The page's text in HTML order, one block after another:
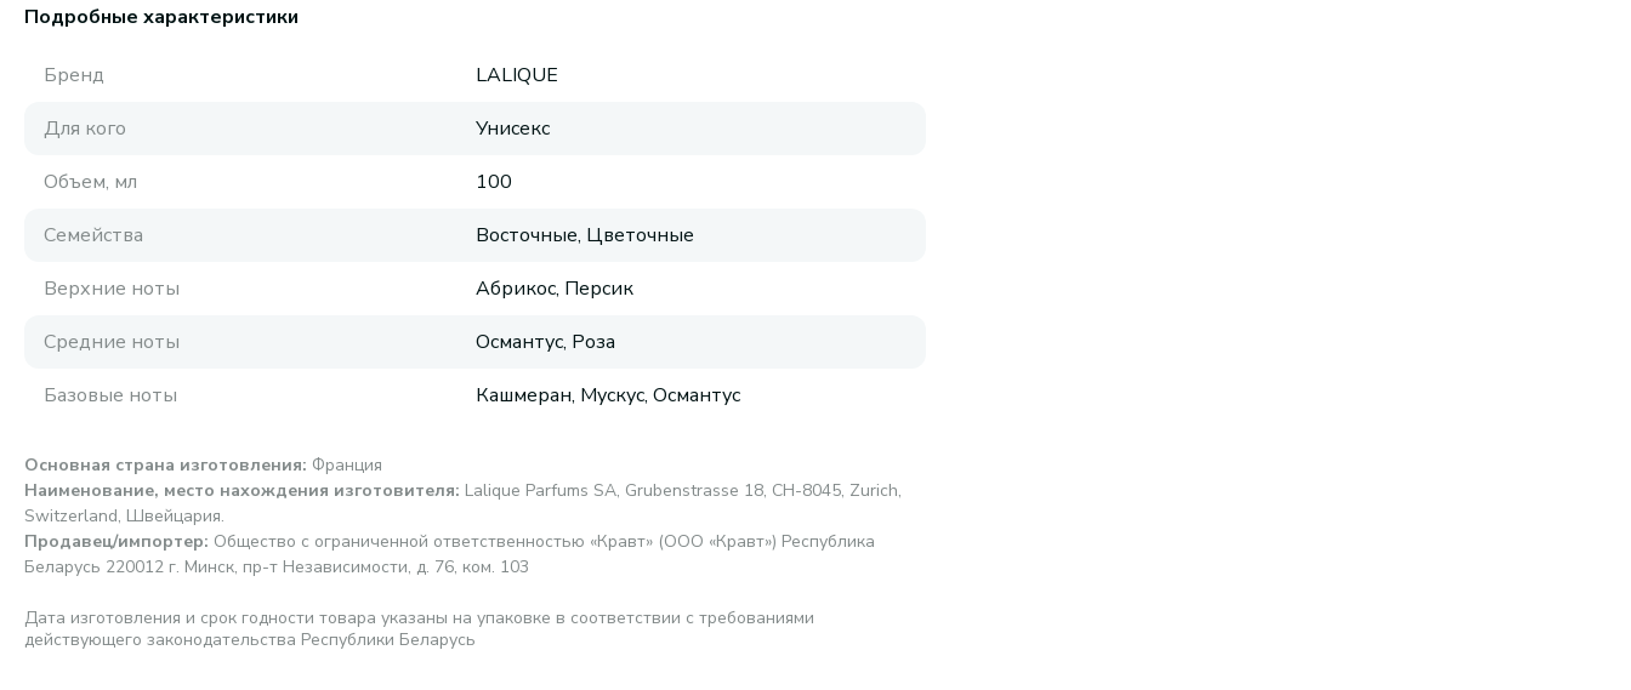
Подробные характеристики
Бренд
LALIQUE
Для кого
Унисекс
Объем, мл
100
Семейства
Восточные, Цветочные
Верхние ноты
Абрикос, Персик
Средние ноты
Османтус, Роза
Базовые ноты
Кашмеран, Мускус, Османтус
Основная страна изготовления: Франция
Наименование, место нахождения изготовителя: Lalique Parfums SA, Grubenstrasse 18, CH-8045, Zurich,
Switzerland, Швейцария.
Продавец/импортер: Общество с ограниченной ответственностью «Кравт» (ООО «Кравт») Республика
Беларусь 220012 г. Минск, пр-т Независимости, д. 76, ком. 103
Дата изготовления и срок годности товара указаны на упаковке в соответствии с требованиями
действующего законодательства Республики Беларусь